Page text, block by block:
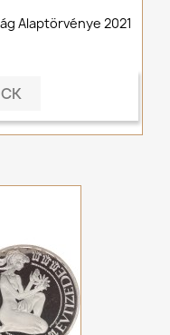
Alaptörvénye 2021